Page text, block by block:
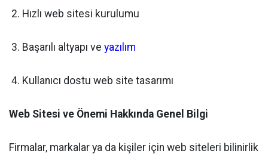
2. Hızlı web sitesi kurulumu
3. Başarılı altyapı ve yazılım
4. Kullanıcı dostu web site tasarımı
Web Sitesi ve Önemi Hakkında Genel Bilgi
Firmalar, markalar ya da kişiler için web siteleri bilinirlik